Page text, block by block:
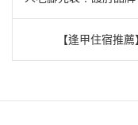
章
導
覽
【逢甲住宿推